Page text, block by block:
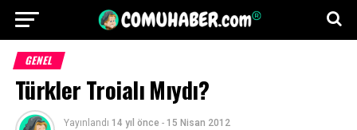
GENEL
Türkler Troialı Mıydı?
Yayınlandı 14 yıl önce - 15 Nisan 2012